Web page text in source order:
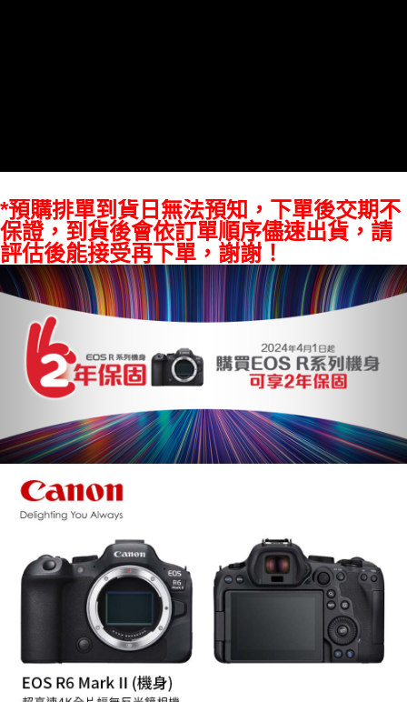
https://aftee.tw/terms/#terms3
「AFTEE先享後付」，若未經同意申辦者引起之損失，本公司不負相關責
任。
４．使用「AFTEE先享後付」時，將依據個別帳號之用戶狀況，依本公司即
時審查核予不同之上限額度；若仍有額度不足之情形，本公司將視審查結果
請求用戶進行身份認證。
５．嚴禁一人註冊多個帳號或使用他人資訊註冊。若發現惡意使用之情形，
恩沛科技股份有限公司將有權停止該用戶之使用額度並採取法律行動。
*預購排單到貨日無法預知，下單後交期不
保證，到貨後會依訂單順序儘速出貨，請
評估後能接受再下單，謝謝！